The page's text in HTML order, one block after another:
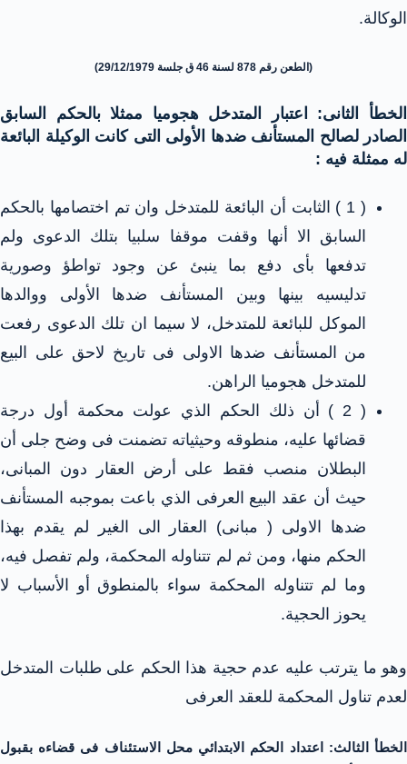
الوكالة.
(الطعن رقم 878 لسنة 46 ق جلسة 29/12/1979)
الخطأ الثانى: اعتبار المتدخل هجوميا ممثلا بالحكم السابق
الصادر لصالح المستأنف ضدها الأولى التى كانت الوكيلة البائعة
له ممثلة فيه :
( 1 ) الثابت أن البائعة للمتدخل وان تم اختصامها بالحكم
السابق الا أنها وقفت موقفا سلبيا بتلك الدعوى ولم
تدفعها بأى دفع بما ينبئ عن وجود تواطؤ وصورية
تدليسيه بينها وبين المستأنف ضدها الأولى ووالدها
الموكل للبائعة للمتدخل، لا سيما ان تلك الدعوى رفعت
من المستأنف ضدها الاولى فى تاريخ لاحق على البيع
للمتدخل هجوميا الراهن.
( 2 ) أن ذلك الحكم الذي عولت محكمة أول درجة
قضائها عليه، منطوقه وحيثياته تضمنت فى وضح جلى أن
البطلان منصب فقط على أرض العقار دون المبانى،
حيث أن عقد البيع العرفى الذي باعت بموجبه المستأنف
ضدها الاولى ( مبانى) العقار الى الغير لم يقدم بهذا
الحكم منها، ومن ثم لم تتناوله المحكمة، ولم تفصل فيه،
وما لم تتناوله المحكمة سواء بالمنطوق أو الأسباب لا
يحوز الحجية.
وهو ما يترتب عليه عدم حجية هذا الحكم على طلبات المتدخل
لعدم تناول المحكمة للعقد العرفى
الخطأ الثالث: اعتداد الحكم الابتدائي محل الاستئناف فى قضاءه بقبول